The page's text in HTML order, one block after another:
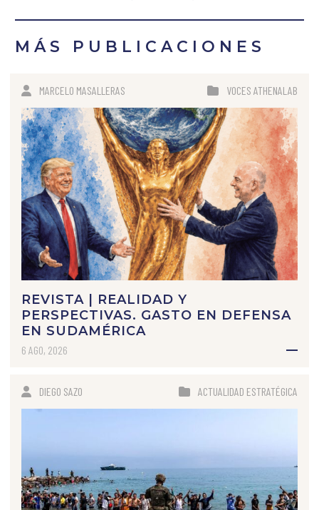
MÁS PUBLICACIONES
MARCELO MASALLERAS VOCES ATHENALAB
REVISTA | REALIDAD Y
PERSPECTIVAS. GASTO EN DEFENSA
EN SUDAMÉRICA
6 AGO, 2026
DIEGO SAZO ACTUALIDAD ESTRATÉGICA